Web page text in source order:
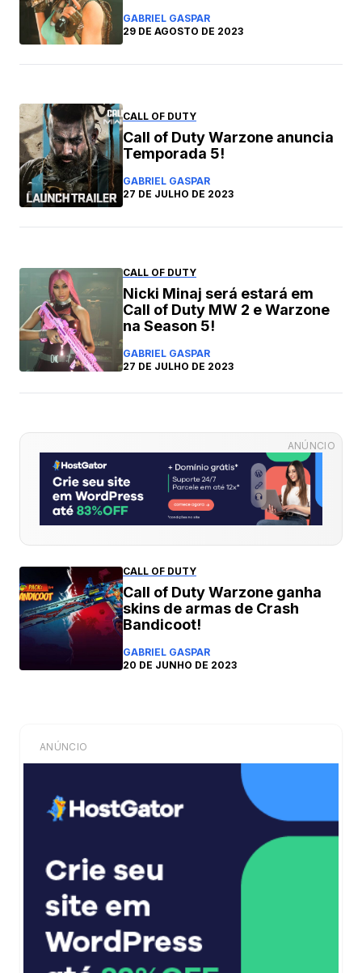
GABRIEL GASPAR
29 DE AGOSTO DE 2023
CALL OF DUTY
Call of Duty Warzone anuncia
Temporada 5!
GABRIEL GASPAR
27 DE JULHO DE 2023
CALL OF DUTY
Nicki Minaj será estará em
Call of Duty MW 2 e Warzone
na Season 5!
GABRIEL GASPAR
27 DE JULHO DE 2023
ANÚNCIO
CALL OF DUTY
Call of Duty Warzone ganha
skins de armas de Crash
Bandicoot!
GABRIEL GASPAR
20 DE JUNHO DE 2023
ANÚNCIO